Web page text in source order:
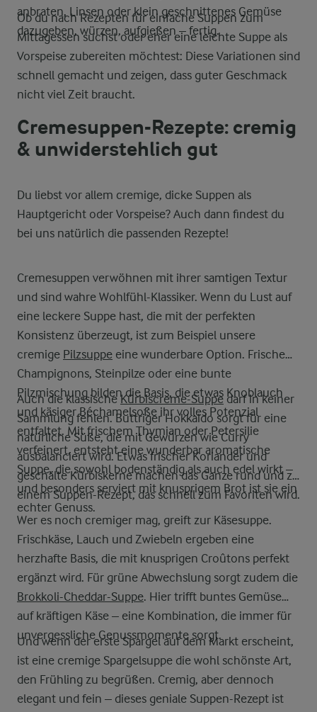
anbraten, Linsen oder klein geschnittenes Gemüse
dazugeben, würzen, aufgießen – fertig.
Ob du nach Rezepten für einfache Suppen zum
Mittagessen suchst oder eher eine leichte Suppe als
Vorspeise zubereiten möchtest: Diese Variationen sind
schnell gemacht und zeigen, dass guter Geschmack
nicht viel Zeit braucht.
Cremesuppen-Rezepte: cremig
& unwiderstehlich gut
Du liebst vor allem cremige, dicke Suppen als
Hauptgericht oder Vorspeise? Auch dann findest du
bei uns natürlich die passenden Rezepte!
Cremesuppen verwöhnen mit ihrer samtigen Textur
und sind wahre Wohlfühl-Klassiker. Wenn du Lust auf
eine leckere Suppe hast, die mit der perfekten
Konsistenz überzeugt, ist zum Beispiel unsere
cremige Pilzsuppe eine wunderbare Option. Frische
Champignons, Steinpilze oder eine bunte
Pilzmischung bilden die Basis, die etwas Knoblauch
und käsiger Béchamelsoße ihr volles Potenzial
entfaltet. Mit frischem Thymian oder Petersilie
verfeinert, entsteht eine wunderbar aromatische
Suppe, die sowohl bodenständig als auch edel wirkt –
und besonders serviert mit knusprigem Brot ist sie ein
echter Genuss.
Auch die klassische Kürbiscreme-Suppe darf in keiner
Sammlung fehlen. Buttriger Hokkaido sorgt für eine
natürliche Süße, die mit Gewürzen wie Curry
ausbalanciert wird. Etwas frischer Koriander und
geschälte Kürbiskerne machen das Ganze rund und zu
einem Suppen-Rezept, das schnell zum Favoriten wird.
Wer es noch cremiger mag, greift zur Käsesuppe.
Frischkäse, Lauch und Zwiebeln ergeben eine
herzhafte Basis, die mit knusprigen Croûtons perfekt
ergänzt wird. Für grüne Abwechslung sorgt zudem die
Brokkoli-Cheddar-Suppe. Hier trifft buntes Gemüse
auf kräftigen Käse – eine Kombination, die immer für
unvergessliche Genussmomente sorgt.
Und wenn der erste Spargel auf dem Markt erscheint,
ist eine cremige Spargelsuppe die wohl schönste Art,
den Frühling zu begrüßen. Cremig, aber dennoch
elegant und fein – dieses geniale Suppen-Rezept ist